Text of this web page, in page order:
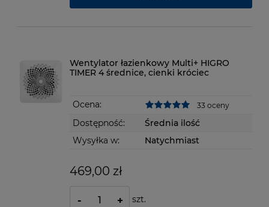
Wentylator łazienkowy Multi+ HIGRO
TIMER 4 średnice, cienki króciec
Ocena: 33 oceny
Dostępność:
Średnia ilość
Wysyłka w:
Natychmiast
469,00 zł
- + szt.